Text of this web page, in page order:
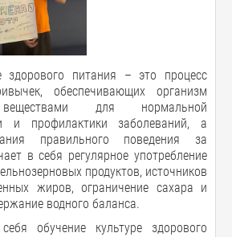
здорового питания – это процесс
обеспечивающих организм
для нормальной
и профилактики заболеваний, а
правильного поведения за
в себя регулярное употребление
продуктов, источников
жиров, ограничение сахара и
водного баланса.
обучение культуре здорового